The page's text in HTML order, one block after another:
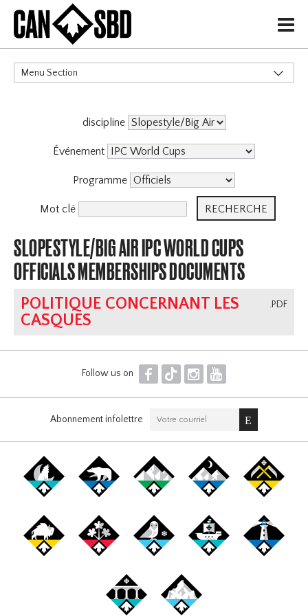
H
Menu Section
discipline
Événement
Programme
Mot clé
SLOPESTYLE/BIG AIR IPC WORLD CUPS
OFFICIALS MEMBERSHIPS DOCUMENTS
.PDF
POLITIQUE CONCERNANT LES
CASQUES
Follow us on F T I Y
Abonnement infolettre